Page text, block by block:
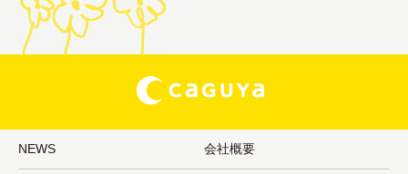
NEWS 会社概要